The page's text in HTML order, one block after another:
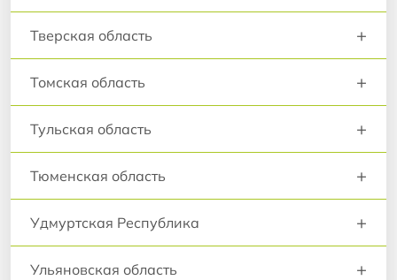
Тверская область +
Томская область +
Тульская область +
Тюменская область +
Удмуртская Республика +
Ульяновская область +